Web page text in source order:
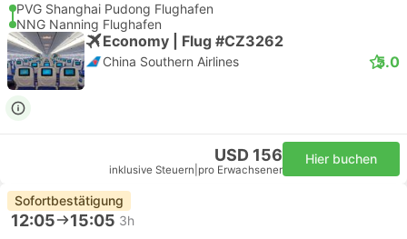
PVG Shanghai Pudong Flughafen
NNG Nanning Flughafen
Economy | Flug #CZ3262
China Southern Airlines 5.0
USD 156
inklusive Steuern pro Erwachsener
Hier buchen
Sofortbestätigung
12:05 15:05 3h